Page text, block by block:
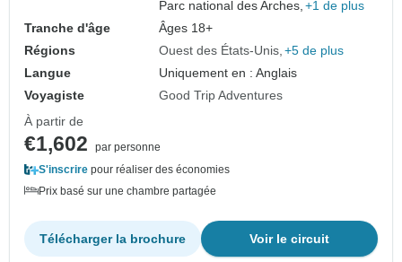
Parc national des Arches, +1 de plus
Tranche d'âge
Âges 18+
Régions
Ouest des États-Unis +5 de plus
Langue
Uniquement en : Anglais
Voyagiste
Good Trip Adventures
À partir de
€1,602
par personne
S'inscrire pour réaliser des économies
Prix basé sur une chambre partagée
Voir le circuit
Télécharger la brochure